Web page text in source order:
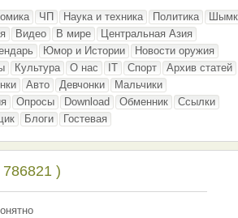
ЧП Наука и техника Политика
Видео В мире
Центральная Азия
Юмор и Истории
Новости оружия
Культура О нас IT Спорт
Архив статей
Авто Девчонки
Мальчики
Опросы Download Обменник
Ссылки
Блоги Гостевая
)